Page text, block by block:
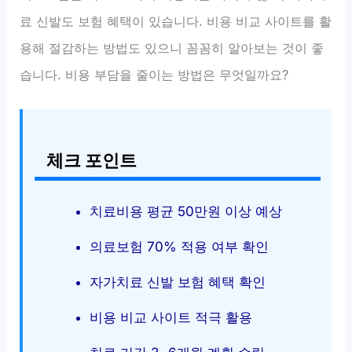
료 신발도 보험 혜택이 있습니다. 비용 비교 사이트를 활
용해 절감하는 방법도 있으니 꼼꼼히 알아보는 것이 좋
습니다. 비용 부담을 줄이는 방법은 무엇일까요?
체크 포인트
치료비용 평균 50만원 이상 예상
의료보험 70% 적용 여부 확인
자가치료 신발 보험 혜택 확인
비용 비교 사이트 적극 활용